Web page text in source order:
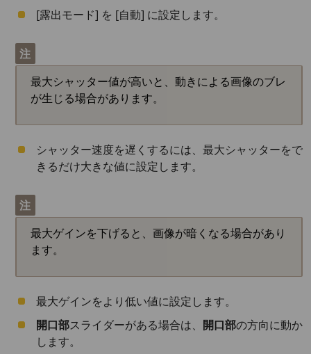
[露出モード] を [自動] に設定します。
注
最大シャッター値が高いと、動きによる画像のブレ
が生じる場合があります。
シャッター速度を遅くするには、最大シャッターをで
きるだけ大きな値に設定します。
注
最大ゲインを下げると、画像が暗くなる場合があり
ます。
最大ゲインをより低い値に設定します。
開口部スライダーがある場合は、 開口部の方向に動か
します。